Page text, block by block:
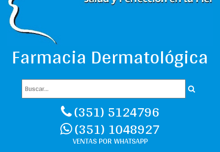
Farmacia Dermatológica
(351) 5124796
(351) 1048927